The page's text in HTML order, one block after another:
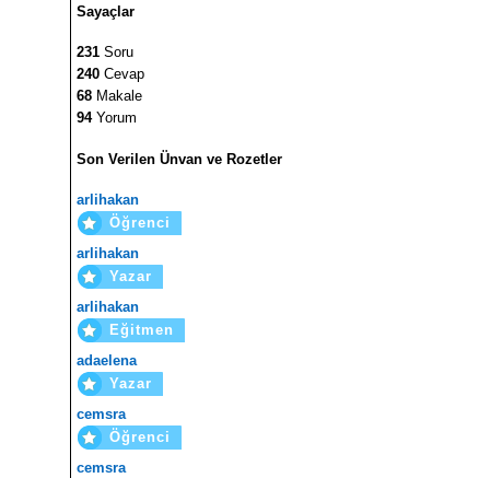
Sayaçlar
231 Soru
240 Cevap
68 Makale
94Yorum
Son Verilen Ünvan ve Rozetler
arlihakan
Öğrenci
arlihakan
Yazar
arlihakan
Eğitmen
adaelena
Yazar
cemsra
Öğrenci
cemsra